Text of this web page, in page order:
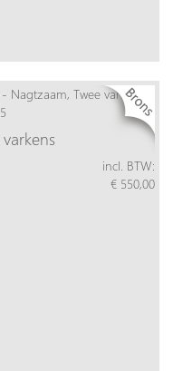
incl. BTW:
€ 550,00